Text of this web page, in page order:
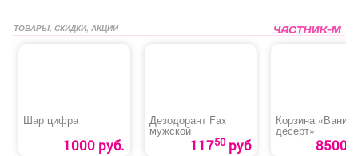
ТОВАРЫ, СКИДКИ, АКЦИИ
Шар цифра
1000 руб.
Дезодорант Fax
мужской
11750руб
Корзина
десерт»
8500